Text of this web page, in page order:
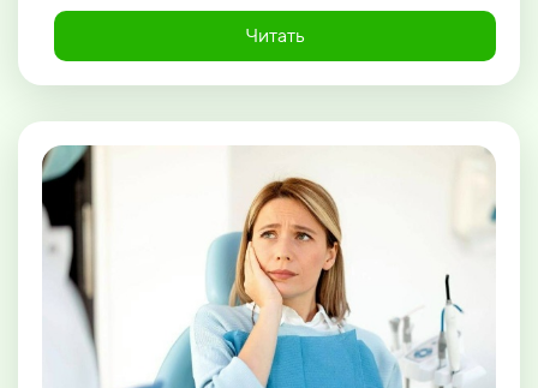
Читать